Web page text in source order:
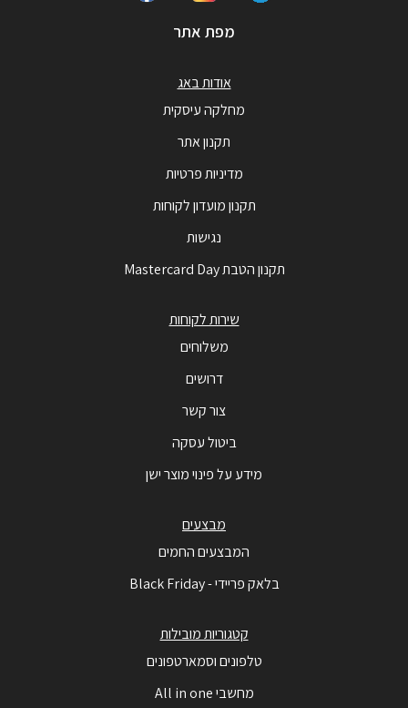
מפת אתר
אודות באג
מחלקה עיסקית
תקנון אתר
מדיניות פרטיות
תקנון מועדון לקוחות
נגישות
תקנון הטבת Mastercard Day
שירות לקוחות
משלוחים
דרושים
צור קשר
ביטול עסקה
מידע על פינוי מוצר ישן
מבצעים
המבצעים החמים
בלאק פריידי - Black Friday
קטגוריות מובילות
טלפונים וסמארטפונים
מחשבי All in one